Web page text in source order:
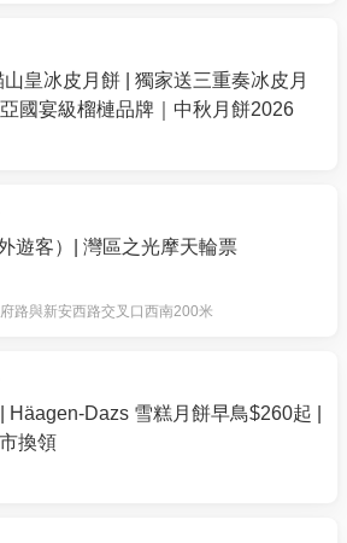
8樓2-5號店
皇冰皮月餅 | 獨家送三重奏冰皮月
國宴級榴槤品牌｜中秋月餅2026
遊客）| 灣區之光摩天輪票
路與新安西路交叉口西南200米
Häagen-Dazs 雪糕月餅早鳥$260起 |
換領